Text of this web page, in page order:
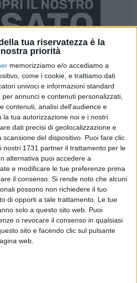
tua riservatezza è la
nostra priorità
memorizziamo e/o accediamo a
come i cookie, e trattiamo dati
univoci e informazioni standard
annunci e contenuti personalizzati,
contenuti, analisi dell'audience e
la tua autorizzazione noi e i nostri
dati precisi di geolocalizzazione e
scansione del dispositivo. Puoi fare clic
nostri 1731 partner il trattamento per le
alternativa puoi accedere a
e modificare le tue preferenze prima
il consenso. Si rende noto che alcuni
possono non richiedere il tuo
di opporti a tale trattamento. Le tue
solo a questo sito web. Puoi
o revocare il consenso in qualsiasi
sito e facendo clic sul pulsante
web.
LA REDAZIONE
ormai vacanza per i vip in Italia fa
Victoria e David, e Michael Stipe, è
Il rocker come lo scorso anno ha
giorno di relax a Castellaneta
sul suo account Instagram, dove
una passeggiata e un giro in
dei fan che quando lo
ad autografi e selfie.